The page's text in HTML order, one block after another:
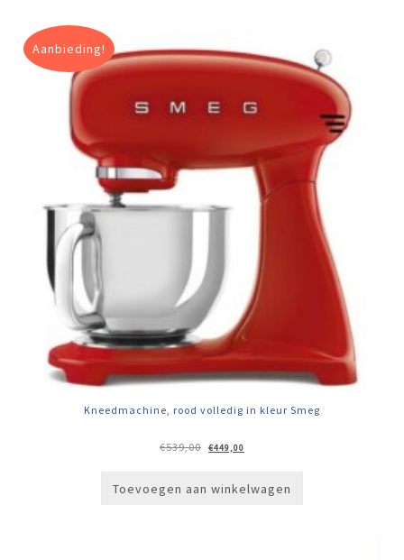
Aanbieding!
Kneedmachine, rood volledig in kleur Smeg
€539,00
Oorspronkelijke
prijs
€449,00
prijs
Toevoegen aan winkelwagen